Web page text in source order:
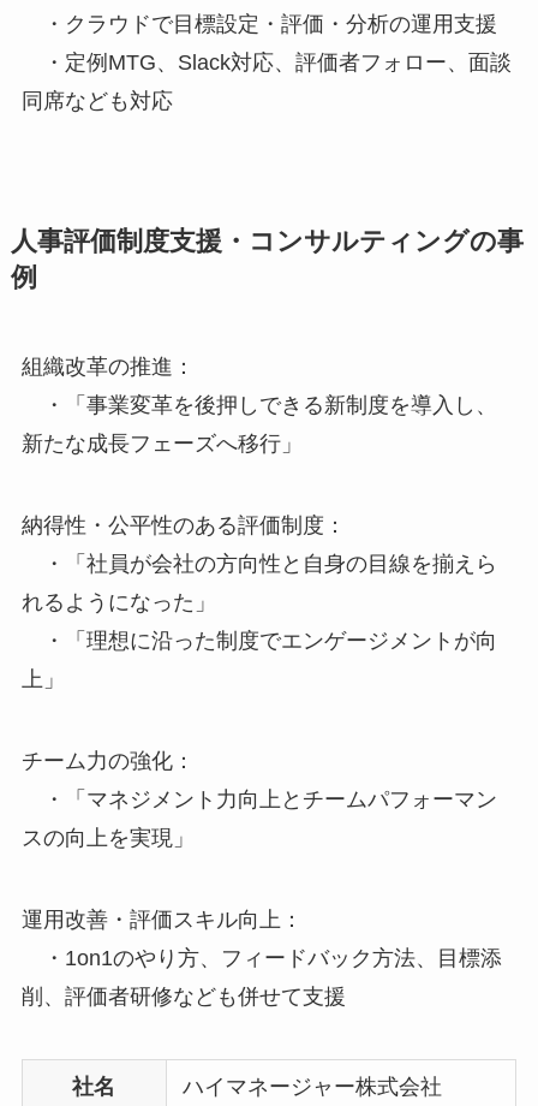
・クラウドで目標設定・評価・分析の運用支援
・定例MTG、Slack対応、評価者フォロー、面談
同席なども対応
人事評価制度支援・コンサルティングの事
例
組織改革の推進：
・「事業変革を後押しできる新制度を導入し、
新たな成長フェーズへ移行」
納得性・公平性のある評価制度：
・「社員が会社の方向性と自身の目線を揃えら
れるようになった」
・「理想に沿った制度でエンゲージメントが向
上」
チーム力の強化：
・「マネジメント力向上とチームパフォーマン
スの向上を実現」
運用改善・評価スキル向上：
・1on1のやり方、フィードバック方法、目標添
削、評価者研修なども併せて支援
社名 ハイマネージャー株式会社